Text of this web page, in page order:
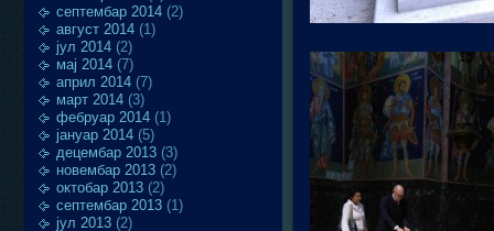
септембар 2014 (2)
август 2014 (1)
јул 2014 (2)
мај 2014 (7)
април 2014 (7)
март 2014 (3)
фебруар 2014 (1)
јануар 2014 (5)
децембар 2013 (3)
новембар 2013 (2)
октобар 2013 (2)
септембар 2013 (1)
јул 2013 (2)